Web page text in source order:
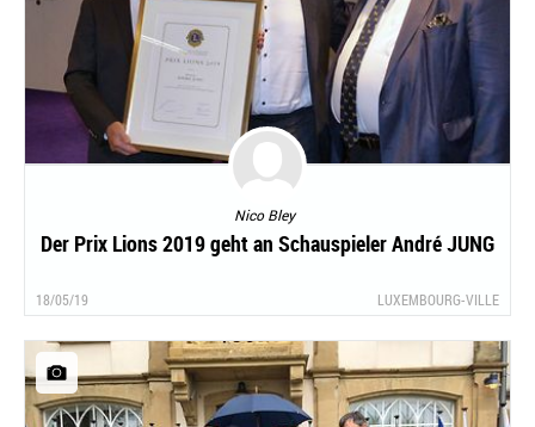
Nico Bley
Der Prix Lions 2019 geht an Schauspieler André JUNG
18/05/19 LUXEMBOURG-VILLE